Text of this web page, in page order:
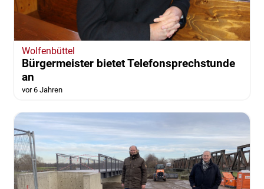
Wolfenbüttel
Bürgermeister bietet Telefonsprechstunde
an
vor 6 Jahren